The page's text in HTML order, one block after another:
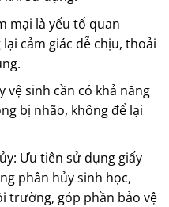
mại là yếu tố quan
cảm giác dễ chịu, thoải
vệ sinh cần có khả năng
bị nhão, không để lại
Ưu tiên sử dụng giấy
phân hủy sinh học,
trường, góp phần bảo vệ